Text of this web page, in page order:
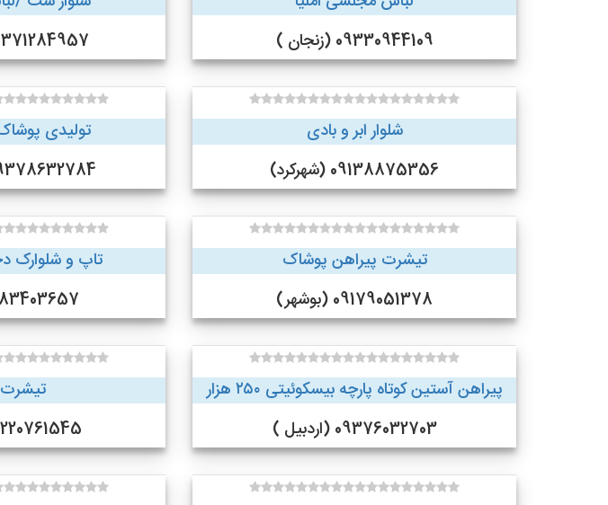
09330944109 (زنجان )
09371284957
شلوار ابر و بادی
09138875356 (شهرکرد)
تولیدی
09378632784
تیشرت پیراهن پوشاک
09179051378 (بوشهر)
تاپ و شلوارک
09183403657
پیراهن آستین کوتاه پارچه بیسکوئیتی ۲۵۰ هزار
09376032703 (اردبیل )
تیشرت
09220761545